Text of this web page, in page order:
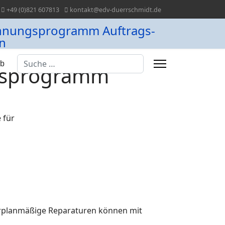
+49 (0)821 607813 kontakt@edv-duerrschmidt.de
Suchen
für
Reparaturen können mit